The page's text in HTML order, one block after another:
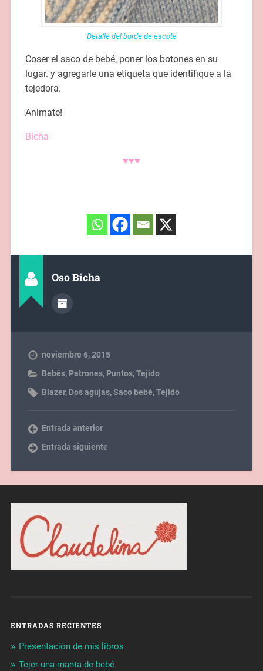
Detalle del borde de escote
Coser el saco de bebé, poner los botones en su
lugar. y agregarle una etiqueta que identifique a la
tejedora.
Animate!
Bicha
♥♥♥
Oso Bicha
noviembre 6, 2015
Bebés, Patrones, Puntos,Tejido
Blazer, Dos agujas,Saco bebé,Tejido
Entrada anterior
Entrada siguiente
ENTRADAS RECIENTES
Presentación de mis libros
Tejer una manta de bebé